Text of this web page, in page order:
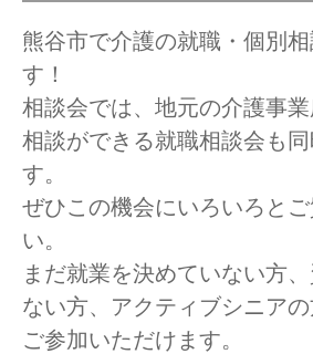
熊谷市で介護の就職・個別
す！
相談会では、地元の介護事
相談ができる就職相談会も
す。
ぜひこの機会にいろいろと
い。
まだ就業を決めていない方
ない方、アクティブシニア
ご参加いただけます。